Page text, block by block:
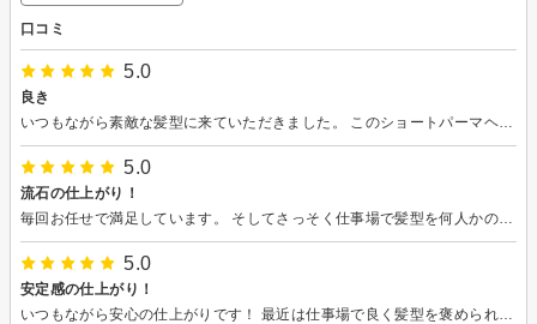
口コミ
5.0
良き
いつもながら素敵な髪型に来ていただきました。 このショートパーマヘアーにして良かったです
5.0
流石の仕上がり！
毎回お任せで満足しています。 そしてさっそく仕事場で髪型を何人かの方に褒めて頂きました。
5.0
安定感の仕上がり！
いつもながら安心の仕上がりです！ 最近は仕事場で良く髪型を褒められます 次回もお任せでお願いします